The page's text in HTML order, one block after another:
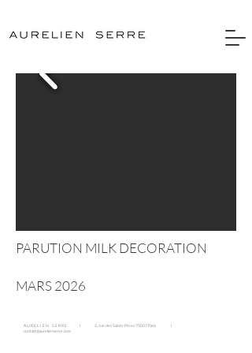
PARUTION MILK DECORATION
MARS 2026
A U R E L I E N S E R R E I 2, rue des Saints-Pères 75007 Paris I
contact@aurelienserre.com